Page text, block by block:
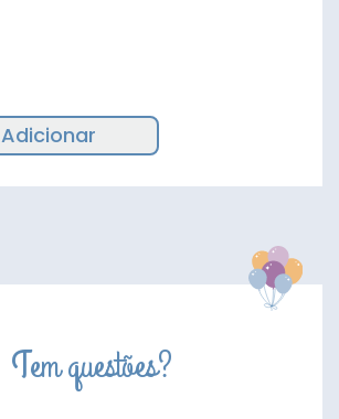
Adicionar
Tem questões?